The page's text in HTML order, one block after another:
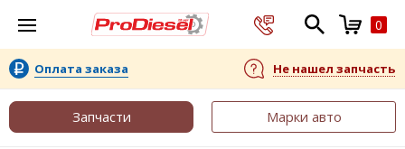
0
Оплата заказа Не нашел запчасть
Запчасти Марки авто